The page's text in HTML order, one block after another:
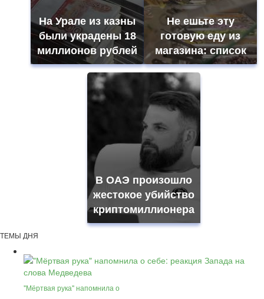
На Урале из казны
были украдены 18
миллионов рублей
Не ешьте эту
готовую еду из
магазина: список
В ОАЭ произошло
жестокое убийство
криптомиллионера
ТЕМЫ ДНЯ
"Мёртвая рука" напомнила о